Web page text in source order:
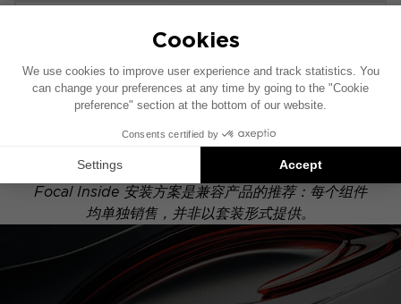
此安装示意图基于配有原厂音响系统的车辆绘制。如果
您的车辆配有特定的高保真选装配置，图中所示组件的
位置可能会有所不同。
Focal Inside 安装方案是兼容产品的推荐：每个组件
均单独销售，并非以套装形式提供。